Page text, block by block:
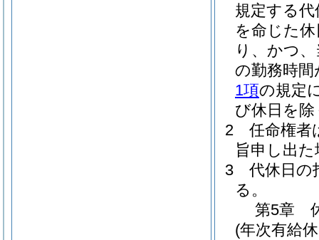
規定する
を命じた
り、かつ
の勤務時
1項の規定
び休日を除
2
任命権者
旨申し出
3
代休日の
る。
第5章
(年次有給